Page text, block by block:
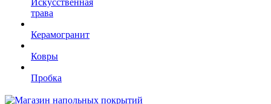
Искусственная
трава
Керамогранит
Ковры
Пробка